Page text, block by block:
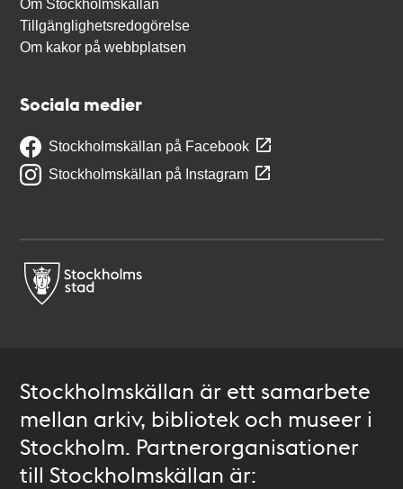
Om Stockholmskällan
Tillgänglighetsredogörelse
Om kakor på webbplatsen
Sociala medier
Stockholmskällan på Facebook
Stockholmskällan på Instagram
Stockholmskällan är ett samarbete
mellan arkiv, bibliotek och museer i
Stockholm. Partnerorganisationer
till Stockholmskällan är: